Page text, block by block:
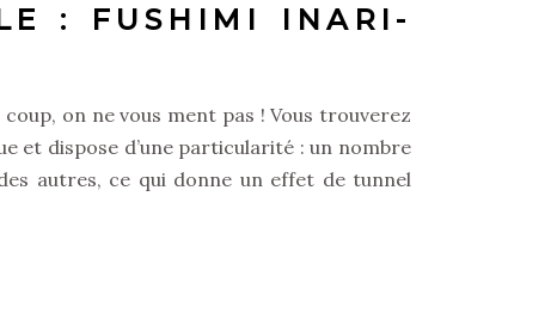
: FUSHIMI INARI-
on ne vous ment pas ! Vous trouverez
et dispose d’une particularité : un nombre
autres, ce qui donne un effet de tunnel